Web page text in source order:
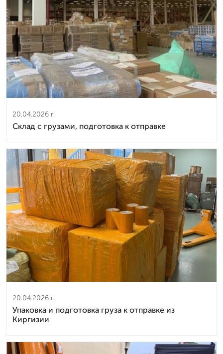
20.04.2026 г.
Склад с грузами, подготовка к отправке
20.04.2026 г.
Упаковка и подготовка груза к отправке из
Киргизии